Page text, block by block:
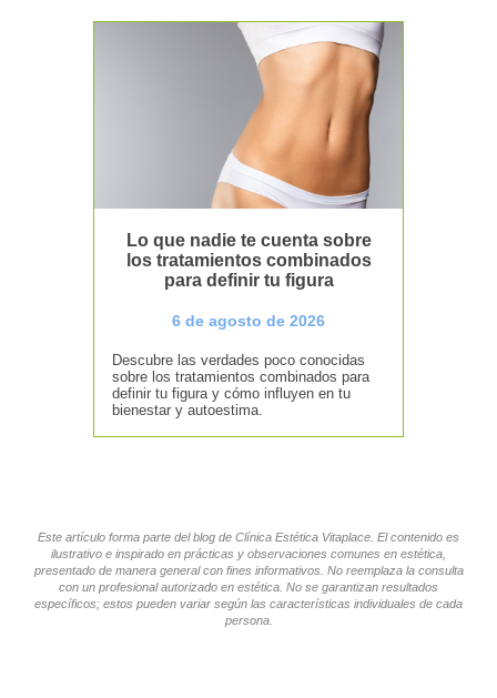
Lo que nadie te cuenta sobre
los tratamientos combinados
para definir tu figura
6 de agosto de 2026
Descubre las verdades poco conocidas
sobre los tratamientos combinados para
definir tu figura y cómo influyen en tu
bienestar y autoestima.
Este artículo forma parte del blog de Clínica Estética Vitaplace. El contenido es
ilustrativo e inspirado en prácticas y observaciones comunes en estética,
presentado de manera general con fines informativos. No reemplaza la consulta
con un profesional autorizado en estética. No se garantizan resultados
específicos; estos pueden variar según las características individuales de cada
persona.